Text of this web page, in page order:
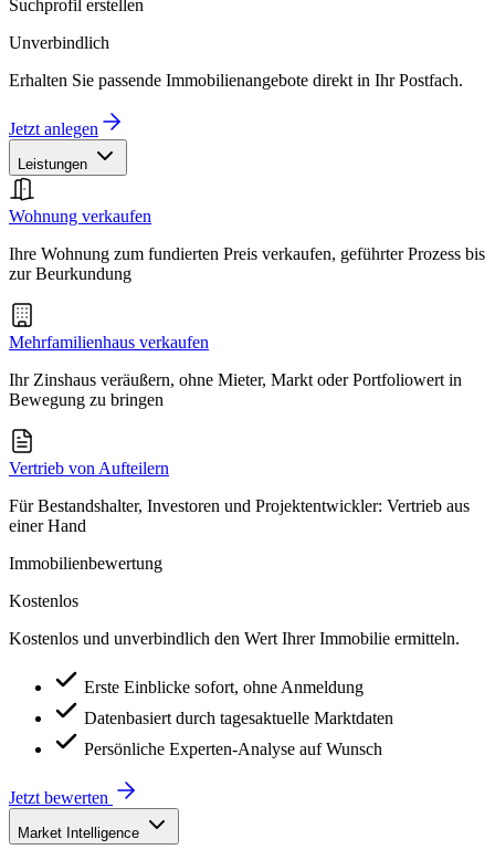
Suchprofil erstellen
Unverbindlich
Erhalten Sie passende Immobilienangebote direkt in Ihr Postfach.
Jetzt anlegen
Leistungen
Wohnung verkaufen
Ihre Wohnung zum fundierten Preis verkaufen, geführter Prozess bis
zur Beurkundung
Mehrfamilienhaus verkaufen
Ihr Zinshaus veräußern, ohne Mieter, Markt oder Portfoliowert in
Bewegung zu bringen
Vertrieb von Aufteilern
Für Bestandshalter, Investoren und Projektentwickler: Vertrieb aus
einer Hand
Immobilienbewertung
Kostenlos
Kostenlos und unverbindlich den Wert Ihrer Immobilie ermitteln.
Erste Einblicke sofort, ohne Anmeldung
Datenbasiert durch tagesaktuelle Marktdaten
Persönliche Experten-Analyse auf Wunsch
Jetzt bewerten
Market Intelligence